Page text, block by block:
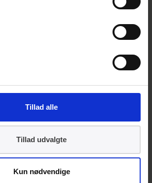
Tillad alle
Tillad udvalgte
Kun nødvendige
torsdag d. 27.
kl. 14.